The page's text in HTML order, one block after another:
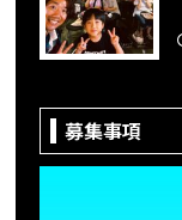
募集事項